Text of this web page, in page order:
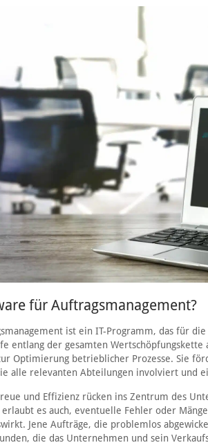
für Auftragsmanagement?
ist ein IT-Programm, das für
entlang der gesamten
Optimierung betrieblicher Prozesse. Sie
alle relevanten Abteilungen involviert und
und Effizienz rücken ins Zentrum des
es auch, eventuelle Fehler oder
Jene Aufträge, die problemlos
die das Unternehmen und sein